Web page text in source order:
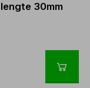
30mm